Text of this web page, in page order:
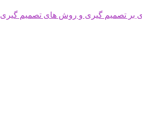
بر تصمیم گیری و روش های تصمیم گیری